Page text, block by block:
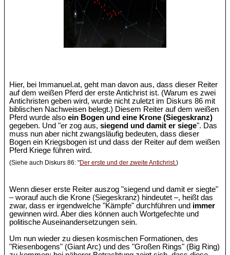
Hier, bei Immanuel.at, geht man davon aus, dass dieser Reiter
auf dem weißen Pferd der erste Antichrist ist. (Warum es zwei
Antichristen geben wird, wurde nicht zuletzt im Diskurs 86 mit
biblischen Nachweisen belegt.) Diesem Reiter auf dem weißen
Pferd wurde alsoein Bogen und eine Krone (Siegeskranz)
gegeben. Und "er zog aus,siegend und damit er siege". Das
muss nun aber nicht zwangsläufig bedeuten, dass dieser
Bogen ein Kriegsbogen ist und dass der Reiter auf dem weißen
Pferd Kriege führen wird.
(Siehe auch Diskurs 86: "Der erste und der zweite Antichrist.)
Wenn dieser erste Reiter auszog "siegend und damit er siegte"
– worauf auch die Krone (Siegeskranz) hindeutet –, heißt das
zwar, dass er irgendwelche "Kämpfe" durchführen und immer
gewinnen wird. Aber dies können auch Wortgefechte und
politische Auseinandersetzungen sein.
Um nun wieder zu diesen kosmischen Formationen, des
"Riesenbogens" (Giant Arc) und des "Großen Rings" (Big Ring)